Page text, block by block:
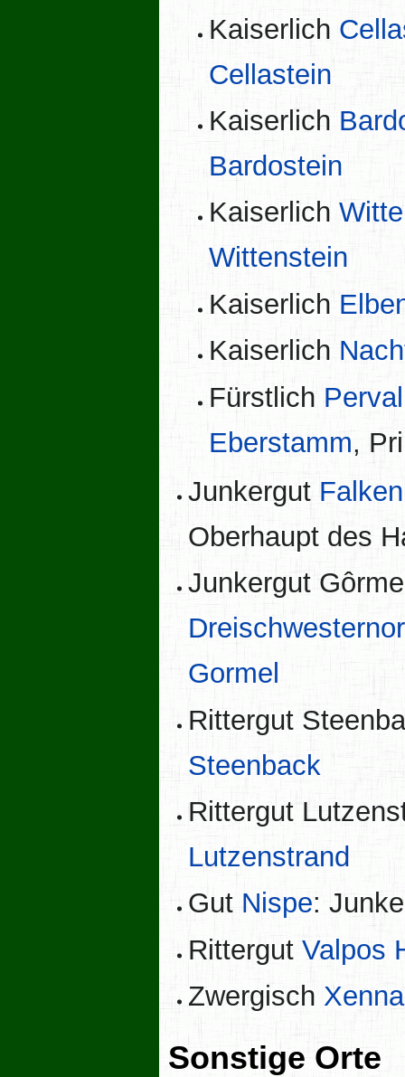
Kaiserlich
Cellastein
Kaiserlich
Bardostein
Kaiserlich
Wittenstein
Kaiserlich
Kaiserlich
Fürstlich
Eberstamm,
Junkergut
Oberhaupt des
Junkergut
Gormel
Rittergut
Steenback
Rittergut
Lutzenstrand
Gut Nispe:
RittergutValpos
Zwergisch
Sonstige Orte